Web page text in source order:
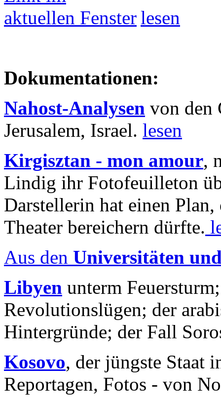
lesen
Dokumentationen:
Nahost-Analysen von den
Jerusalem, Israel. lesen
Kirgisztan - mon amour,
Lindig ihr Fotofeuilleton
Darstellerin hat einen Plan,
Theater bereichern dürfte.
Aus den Universitäten
Libyen unterm
Revolutionslügen; der
Hintergründe; der Fall
Kosovo, der jüngste Staat
Reportagen, Fotos - von